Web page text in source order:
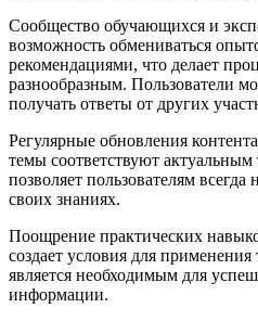
Сообщество обучающихся и
возможность обмениваться
рекомендациями, что делает
разнообразным. Пользователи
получать ответы от других
Регулярные обновления
темы соответствуют
позволяет пользователям
своих знаниях.
Поощрение практических
создает условия для
является необходимым для
информации.